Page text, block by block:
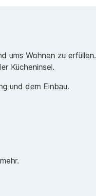
ums Wohnen zu erfüllen.
Kücheninsel.
und dem Einbau.